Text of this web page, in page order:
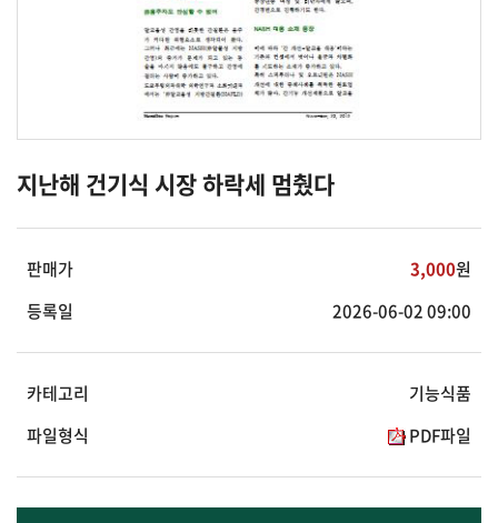
지난해 건기식 시장 하락세 멈췄다
판매가 3,000원
등록일
2026-06-02 09:00
카테고리
기능식품
파일형식
PDF파일